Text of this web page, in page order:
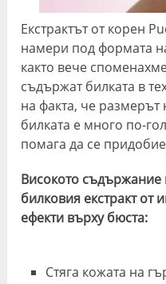
Екстрактът от корен
намери под формата
както вече
съдържат билката в
на факта, че размерът
билката е много по-
помага да се
Високото съдържание
билковия екстракт
ефекти върху бюста:
Стяга кожата на